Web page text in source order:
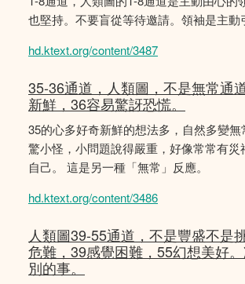
也堅持。不要盲從等待邀請。領袖是主動
hd.ktext.org/content/3487
35-36通道，人類圖，不是無常通
新鮮，36容易驚訝恐慌。
35的心多好奇新鮮的想法多，自然多變無
驚小怪，小問題說得嚴重，好像常常有災
自己。 這是另一種「無常」反應。
hd.ktext.org/content/3486
人類圖39-55通道，不是豐盛不是
危難，39感覺困難，55幻想美好
別的事。